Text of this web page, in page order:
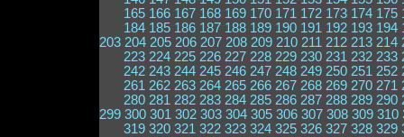
165 166 167 168 169 170 171 172 173 174 175
184 185 186 187 188 189 190 191 192 193 194
203 204 205 206 207 208 209 210 211 212 213 214
223 224 225 226 227 228 229 230 231 232 233
242 243 244 245 246 247 248 249 250 251 252
261 262 263 264 265 266 267 268 269 270 271
280 281 282 283 284 285 286 287 288 289 290
299 300 301 302 303 304 305 306 307 308 309 310
319 320 321 322 323 324 325 326 327 328 329